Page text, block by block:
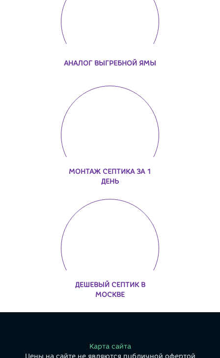
АНАЛОГ ВЫГРЕБНОЙ ЯМЫ
МОНТАЖ СЕПТИКА ЗА 1
ДЕНЬ
ДЕШЕВЫЙ СЕПТИК В
МОСКВЕ
Карта сайта
Цены на сайте не являются публичной офертой